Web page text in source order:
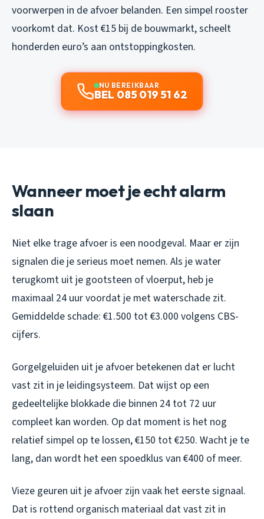
voorwerpen in de afvoer belanden. Een simpel rooster
voorkomt dat. Kost €15 bij de bouwmarkt, scheelt
honderden euro’s aan ontstoppingkosten.
NU BEREIKBAAR
BEL 085 019 51 62
Wanneer moet je echt alarm
slaan
Niet elke trage afvoer is een noodgeval. Maar er zijn
signalen die je serieus moet nemen. Als je water
terugkomt uit je gootsteen of vloerput, heb je
maximaal 24 uur voordat je met waterschade zit.
Gemiddelde schade: €1.500 tot €3.000 volgens CBS-
cijfers.
Gorgelgeluiden uit je afvoer betekenen dat er lucht
vast zit in je leidingsysteem. Dat wijst op een
gedeeltelijke blokkade die binnen 24 tot 72 uur
compleet kan worden. Op dat moment is het nog
relatief simpel op te lossen, €150 tot €250. Wacht je te
lang, dan wordt het een spoedklus van €400 of meer.
Vieze geuren uit je afvoer zijn vaak het eerste signaal.
Dat is rottend organisch materiaal dat vast zit in